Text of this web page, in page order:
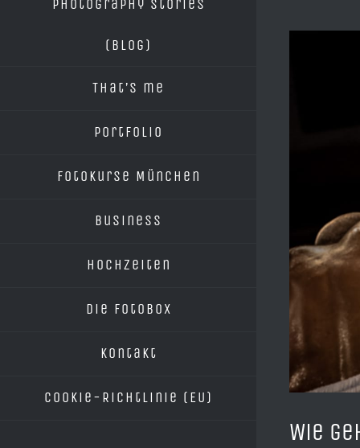
Photography Stories
(blog)
That’s me
Portfolio
Fotokurse München
Business
Hochzeiten
Die Fotobox
Kontakt
Cookie-Richtlinie (EU)
Wie